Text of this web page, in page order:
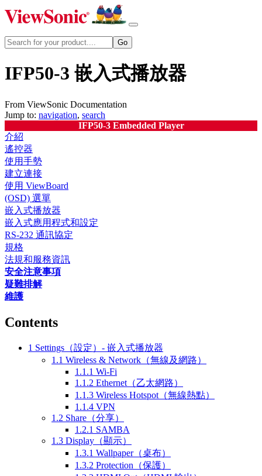
IFP50-3 嵌入式播放器
From ViewSonic Documentation
Jump to: navigation, search
IFP50-3 Embedded Player
介紹
遙控器
使用手勢
建立連接
使用 ViewBoard
(OSD) 選單
嵌入式播放器
嵌入式應用程式和設定
RS-232 通訊協定
規格
法規和服務資訊
安全注意事項
疑難排解
維護
Contents
1 Settings（設定）- 嵌入式播放器
1.1 Wireless & Network（無線及網路）
1.1.1 Wi-Fi
1.1.2 Ethernet（乙太網路）
1.1.3 Wireless Hotspot（無線熱點）
1.1.4 VPN
1.2 Share（分享）
1.2.1 SAMBA
1.3 Display（顯示）
1.3.1 Wallpaper（桌布）
1.3.2 Protection（保護）